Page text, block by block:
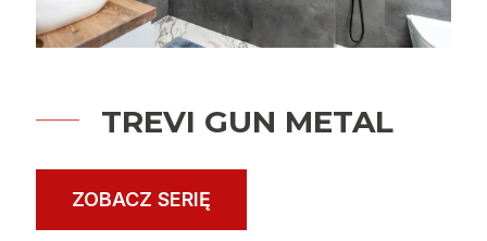
TREVI GUN METAL
ZOBACZ SERIĘ